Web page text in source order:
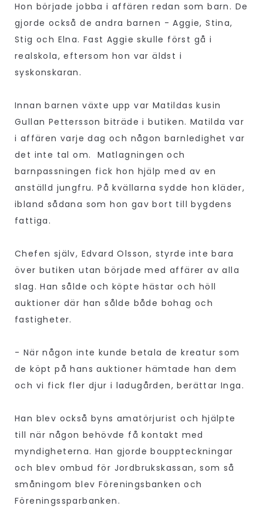
Hon började jobba i affären redan som barn. De
gjorde också de andra barnen - Aggie, Stina,
Stig och Elna. Fast Aggie skulle först gå i
realskola, eftersom hon var äldst i
syskonskaran.
Innan barnen växte upp var Matildas kusin
Gullan Pettersson biträde i butiken. Matilda var
i affären varje dag och någon barnledighet var
det inte tal om. Matlagningen och
barnpassningen fick hon hjälp med av en
anställd jungfru. På kvällarna sydde hon kläder,
ibland sådana som hon gav bort till bygdens
fattiga.
Chefen själv, Edvard Olsson, styrde inte bara
över butiken utan började med affärer av alla
slag. Han sålde och köpte hästar och höll
auktioner där han sålde både bohag och
fastigheter.
- När någon inte kunde betala de kreatur som
de köpt på hans auktioner hämtade han dem
och vi fick fler djur i ladugården, berättar Inga.
Han blev också byns amatörjurist och hjälpte
till när någon behövde få kontakt med
myndigheterna. Han gjorde bouppteckningar
och blev ombud för Jordbrukskassan, som så
småningom blev Föreningsbanken och
Föreningssparbanken.